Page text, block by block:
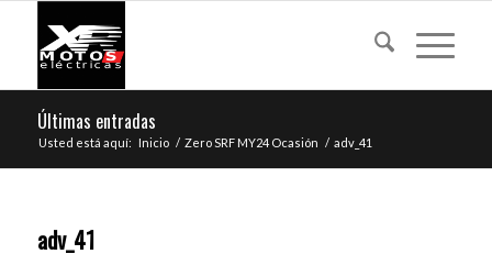
Últimas entradas
Usted está aquí: Inicio / Zero SRF MY24 Ocasión / adv_41
adv_41